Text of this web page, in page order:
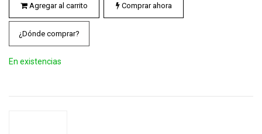
Agregar al carrito Comprar ahora
¿Dónde comprar?
En existencias